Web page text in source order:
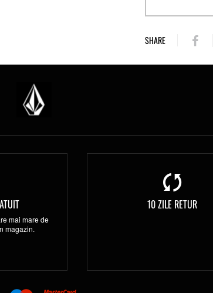
SHARE
mai mare de
magazin.
10 ZILE RETUR